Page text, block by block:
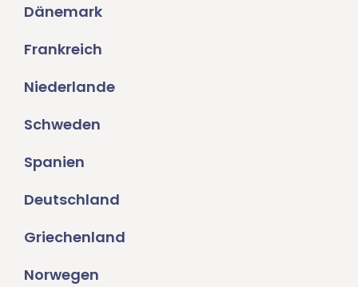
Dänemark
Frankreich
Niederlande
Schweden
Spanien
Deutschland
Griechenland
Norwegen